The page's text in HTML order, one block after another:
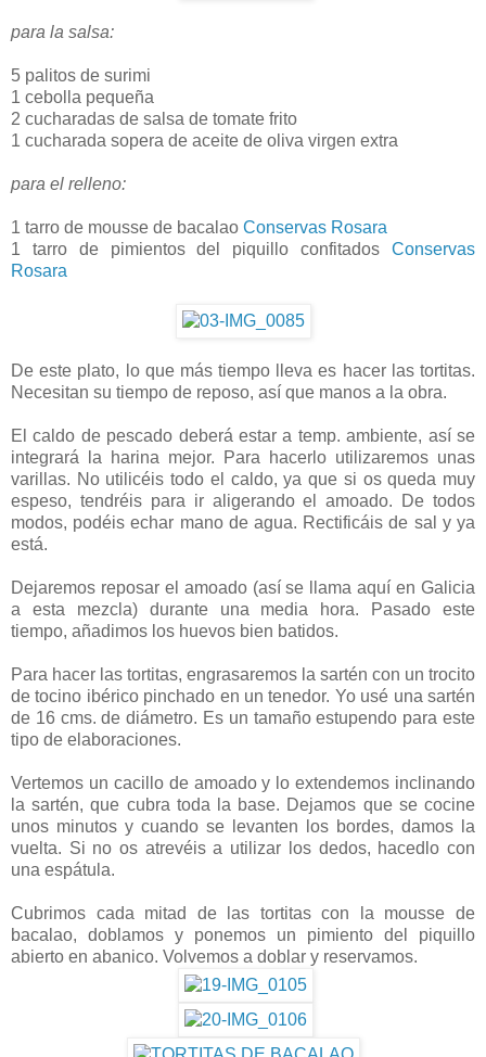
para la salsa:
5 palitos de surimi
1 cebolla pequeña
2 cucharadas de salsa de tomate frito
1 cucharada sopera de aceite de oliva virgen extra
para el relleno:
1 tarro de mousse de bacalao Conservas Rosara
1 tarro de pimientos del piquillo confitados Conservas
Rosara
De este plato, lo que más tiempo lleva es hacer las tortitas.
Necesitan su tiempo de reposo, así que manos a la obra.
El caldo de pescado deberá estar a temp. ambiente, así se
integrará la harina mejor. Para hacerlo utilizaremos unas
varillas. No utilicéis todo el caldo, ya que si os queda muy
espeso, tendréis para ir aligerando el amoado. De todos
modos, podéis echar mano de agua. Rectificáis de sal y ya
está.
Dejaremos reposar el amoado (así se llama aquí en Galicia
a esta mezcla) durante una media hora. Pasado este
tiempo, añadimos los huevos bien batidos.
Para hacer las tortitas, engrasaremos la sartén con un trocito
de tocino ibérico pinchado en un tenedor. Yo usé una sartén
de 16 cms. de diámetro. Es un tamaño estupendo para este
tipo de elaboraciones.
Vertemos un cacillo de amoado y lo extendemos inclinando
la sartén, que cubra toda la base. Dejamos que se cocine
unos minutos y cuando se levanten los bordes, damos la
vuelta. Si no os atrevéis a utilizar los dedos, hacedlo con
una espátula.
Cubrimos cada mitad de las tortitas con la mousse de
bacalao, doblamos y ponemos un pimiento del piquillo
abierto en abanico. Volvemos a doblar y reservamos.